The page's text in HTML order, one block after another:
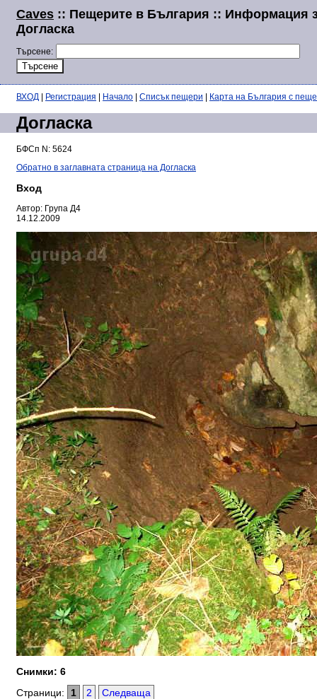
Caves :: Пещерите в България :: Информация
Догласка
Търсене:
ВХОД Регистрация Начало Списък пещери Карта на България с
Догласка
БФСп N: 5624
Обратно в заглавната страница на Догласка
Вход
Автор: Група Д4
14.12.2009
Снимки: 6
Страници:
1 2 Следваща